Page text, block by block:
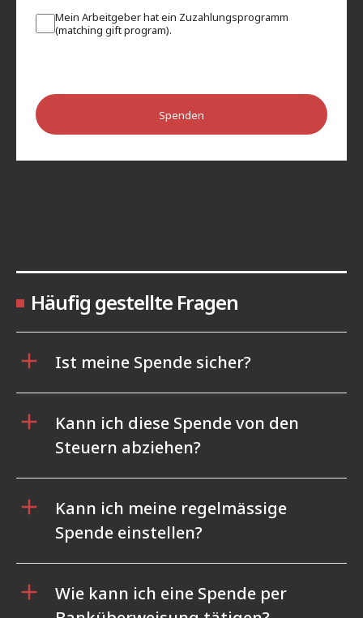
Mein Arbeitgeber hat ein Zuzahlungsprogramm
(matching gift program).
Spenden
Häufig gestellte Fragen
Ist meine Spende sicher?
Kann ich diese Spende von den
Steuern abziehen?
Kann ich meine regelmässige
Spende einstellen?
Wie kann ich eine Spende per